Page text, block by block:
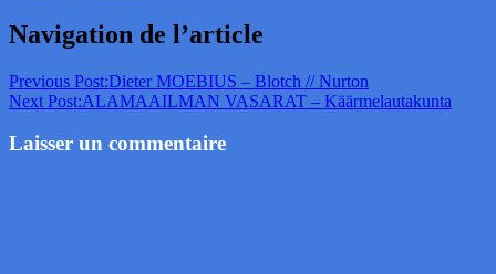
Navigation de l’article
Previous Post:Dieter MOEBIUS – Blotch // Nurton
Next Post:ALAMAAILMAN VASARAT – Käärmelautakunta
Laisser un commentaire